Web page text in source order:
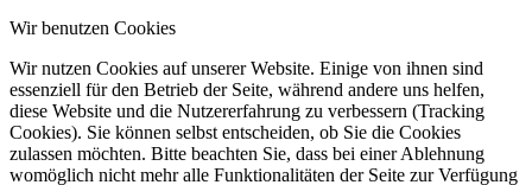
Wir benutzen Cookies
Wir nutzen Cookies auf unserer Website. Einige von ihnen sind
essenziell für den Betrieb der Seite, während andere uns helfen,
diese Website und die Nutzererfahrung zu verbessern (Tracking
Cookies). Sie können selbst entscheiden, ob Sie die Cookies
zulassen möchten. Bitte beachten Sie, dass bei einer Ablehnung
womöglich nicht mehr alle Funktionalitäten der Seite zur Verfügung